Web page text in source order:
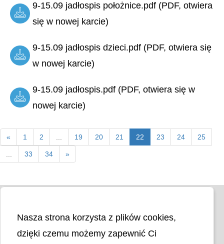
9-15.09 jadłospis położnice.pdf (PDF, otwiera
się w nowej karcie)
9-15.09 jadłospis dzieci.pdf (PDF, otwiera się
w nowej karcie)
9-15.09 jadłospis.pdf (PDF, otwiera się w
nowej karcie)
« 1 2 ... 19 20 21 22 23 24 25
... 33 34 »
Nasza strona korzysta z plików cookies,
dzięki czemu możemy zapewnić Ci